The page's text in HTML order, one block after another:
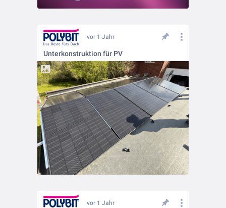
vor 1 Jahr
Unterkonstruktion für PV
vor 1 Jahr